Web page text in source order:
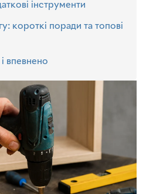
інструменти
короткі поради та топові
впевнено